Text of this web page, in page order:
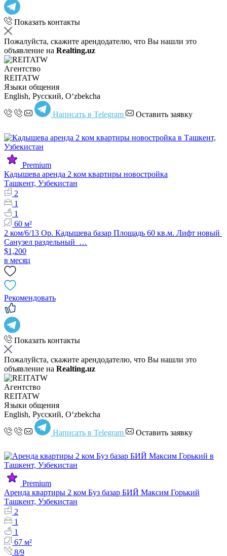
Показать контакты
Пожалуйста, скажите арендодателю, что Вы нашли это
объявление на Realting.uz
Агентство
REITATW
Языки общения
English, Русский, Oʻzbekcha
Написать в Telegram Оставить заявку
Premium
Кадышева аренда 2 ком квартиры новостройка
Ташкент, Узбекистан
2
1
1
60 м²
2 ком/6/13 Ор. Кадышева базар Площадь 60 кв.м. Лифт новый
Санузел раздельный …
$1,200
в месяц
Рекомендовать
Показать контакты
Пожалуйста, скажите арендодателю, что Вы нашли это
объявление на Realting.uz
Агентство
REITATW
Языки общения
English, Русский, Oʻzbekcha
Написать в Telegram Оставить заявку
Premium
Аренда квартиры 2 ком Буз базар БИЙ Максим Горький
Ташкент, Узбекистан
2
1
1
67 м²
8/9